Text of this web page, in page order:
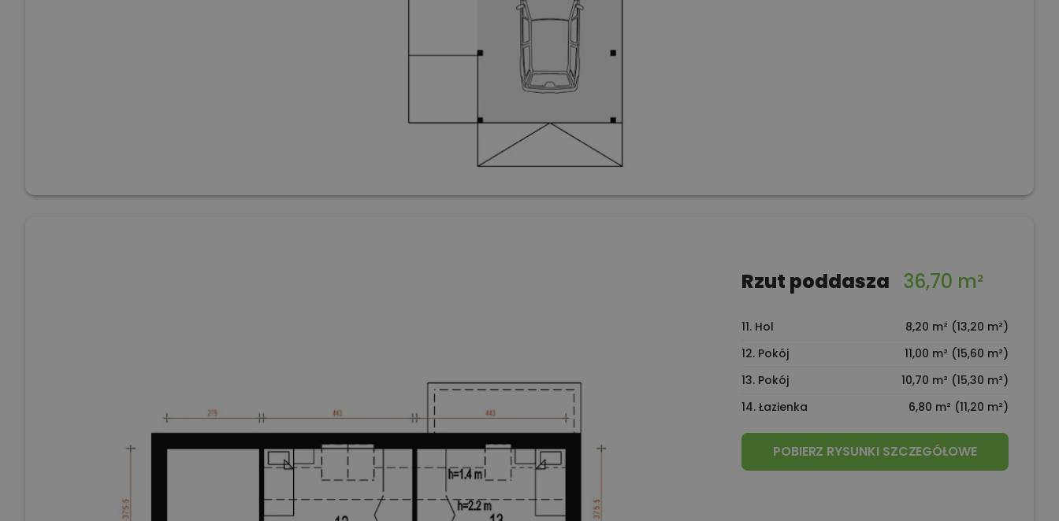
Rzut poddasza 36,70 m²
11. Hol
8,20 m² (13,20 m²)
12. Pokój
11,00 m² (15,60 m²)
13. Pokój
10,70 m² (15,30 m²)
14. Łazienka
6,80 m² (11,20 m²)
POBIERZ RYSUNKI SZCZEGÓŁOWE